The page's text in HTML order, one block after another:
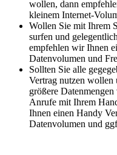
wollen, dann
kleinem Internet-
Wollen Sie mit Ihrem
surfen und
empfehlen wir Ihnen
Datenvolumen und
Sollten Sie alle
Vertrag nutzen wollen
größere
Anrufe mit Ihrem
Ihnen einen Handy
Datenvolumen und